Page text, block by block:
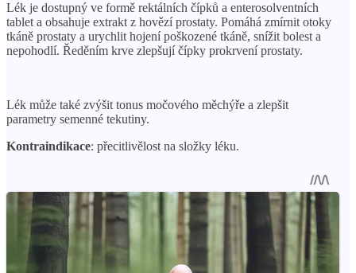
Lék je dostupný ve formě rektálních čípků a enterosolventních
tablet a obsahuje extrakt z hovězí prostaty. Pomáhá zmírnit otoky
tkáně prostaty a urychlit hojení poškozené tkáně, snížit bolest a
nepohodlí. Ředěním krve zlepšují čípky prokrvení prostaty.
Lék může také zvýšit tonus močového měchýře a zlepšit
parametry semenné tekutiny.
Kontraindikace: přecitlivělost na složky léku.